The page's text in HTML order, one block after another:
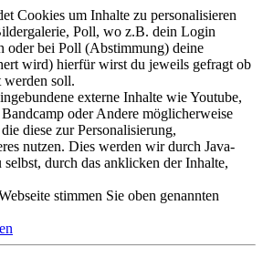
Cookies um Inhalte zu personalisieren
Poll, wo z.B. dein Login
oder bei Poll (Abstimmung) deine
wird) hierfür wirst du jeweils gefragt ob
werden soll.
externe Inhalte wie Youtube,
oder Andere möglicherweise
diese zur Personalisierung,
nutzen. Dies werden wir durch Java-
durch das anklicken der Inhalte,
stimmen Sie oben genannten